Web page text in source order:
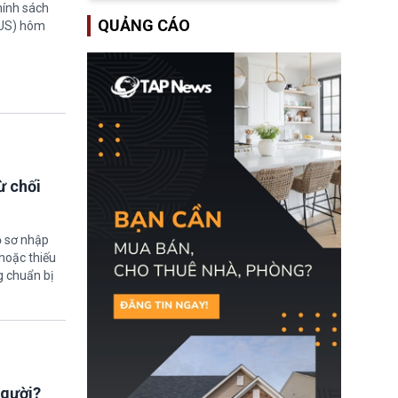
sách
hôm
chối
sơ nhập
thiếu
chuẩn bị
soát công nghệ có thể
khiến công dân Trung
Quốc đối mặt lệnh cấm
xuất cảnh kéo dài tới 3
năm. Trong khi đó, người
nước ngoài sử dụng giấy
tờ giả có nguy cơ bị từ
chối nhập cảnh hoặc
cấm vào Trung Quốc tới
QUẢNG CÁO